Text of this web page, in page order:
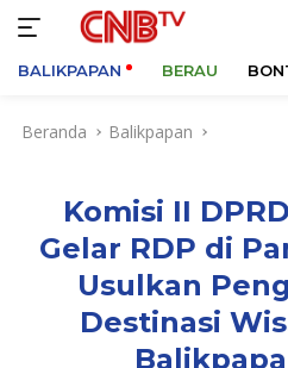
BALIKPAPAN BERAU
Beranda Balikpapan
Komisi II
Gelar RDP di
Usulkan
Destinasi